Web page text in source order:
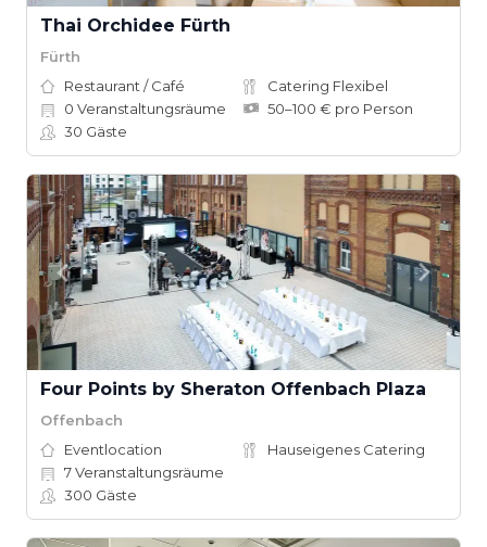
Thai Orchidee Fürth
Fürth
Restaurant / Café
Catering Flexibel
0 Veranstaltungsräume
50–100 € pro Person
30 Gäste
Four Points by Sheraton Offenbach Plaza
Offenbach
Eventlocation
Hauseigenes Catering
7Veranstaltungsräume
300 Gäste